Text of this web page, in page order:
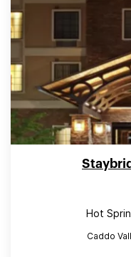
Hot